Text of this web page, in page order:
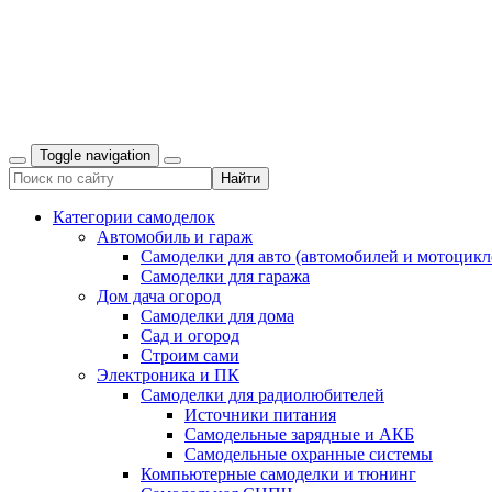
Toggle navigation
Категории самоделок
Автомобиль и гараж
Самоделки для авто (автомобилей и
Самоделки для гаража
Дом дача огород
Самоделки для дома
Сад и огород
Строим сами
Электроника и ПК
Самоделки для радиолюбителей
Источники питания
Самодельные зарядные и АКБ
Самодельные охранные системы
Компьютерные самоделки и тюнинг